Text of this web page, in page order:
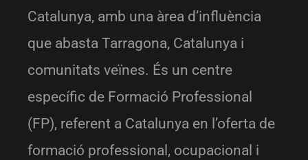
Catalunya, amb una àrea d’influència
que abasta Tarragona, Catalunya i
comunitats veïnes. És un centre
específic de Formació Professional
(FP), referent a Catalunya en l’oferta de
formació professional, ocupacional i